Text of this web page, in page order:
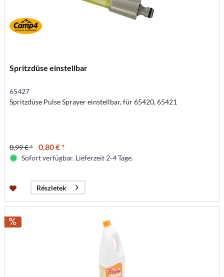
Spritzdüse einstellbar
65427
Spritzdüse Pulse Sprayer einstellbar, für 65420, 65421
0,99 € * 0,80 € *
Sofort verfügbar. Lieferzeit 2-4 Tage.
Részletek